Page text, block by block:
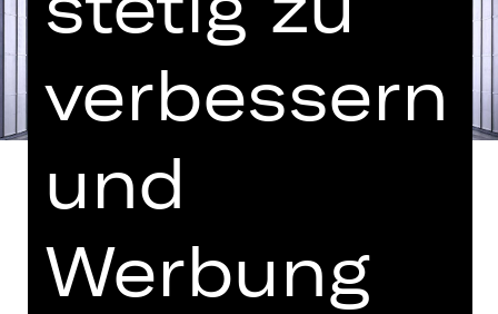
Libretto von Hugo von Hofmannsthal
verbessern
und
Werbung